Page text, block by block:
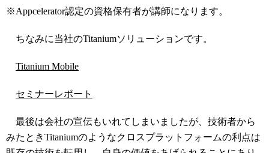
※Appcelerator認定の資格保有者が講師になります。
ちなみに当社のTitaniumソリューションです。
Titanium Mobile
セミナーレポート
最後は会社の宣伝もいれてしまいましたが、技術者から
みたときTitaniumのようなクロスプラットフォームの利点は